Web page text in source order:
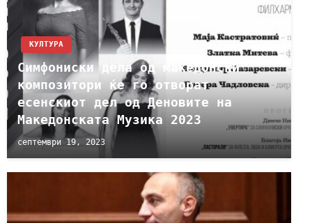
КУЛТУРА
Симфониски дела од македонски
композитори ќе го отворат
есенскиот дел од Деновите на
Македонската Музика 2023
септември 19, 2023